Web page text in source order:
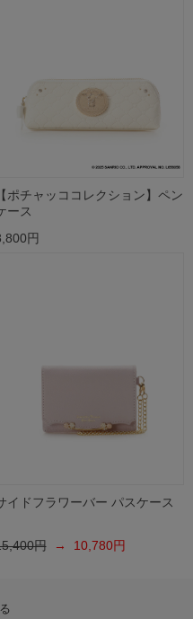
【ポチャッココレクション】ペン
ース
円
イドフラワーバー パスケース
円→ 10,780円